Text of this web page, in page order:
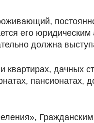
его юридическим
должна
дачных
пансионатах,